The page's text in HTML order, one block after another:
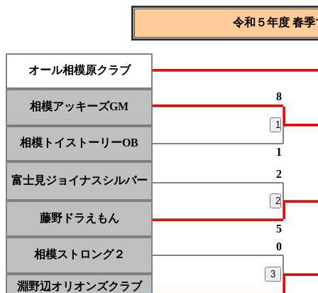
令和５年度 春
オール相模原クラブ
相模アッキーズGM
8
1
相模トイストーリーOB
1
富士見ジョイナスシルバー
2
2
藤野ドラえもん
5
相模ストロング２
0
3
淵野辺オリオンズクラブ